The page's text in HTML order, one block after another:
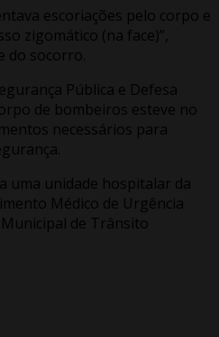
escoriações pelo corpo e
zigomático (na face)”,
do socorro.
Pública e Defesa
de bombeiros esteve no
necessários para
uma unidade hospitalar da
Médico de Urgência
de Trânsito